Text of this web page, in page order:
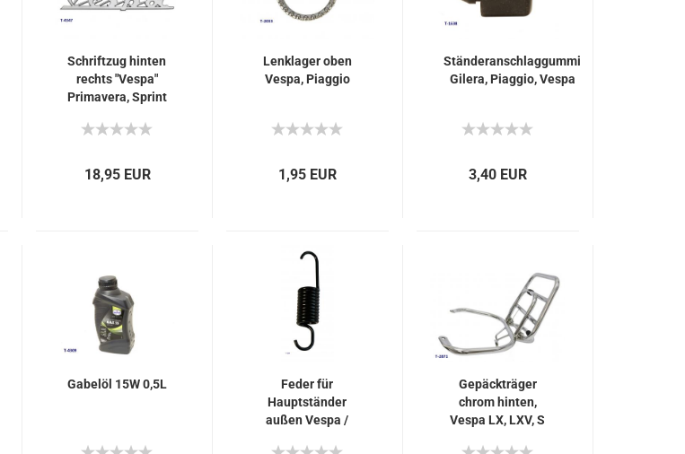
Schriftzug hinten
rechts "Vespa"
Primavera, Sprint
18,95 EUR
Lenklager oben
Vespa, Piaggio
1,95 EUR
Ständeranschlaggummi
Gilera, Piaggio, Vespa
3,40 EUR
Gabelöl 15W 0,5L
Feder für
Hauptständer
außen Vespa /
Gepäckträger
chrom hinten,
Vespa LX, LXV, S